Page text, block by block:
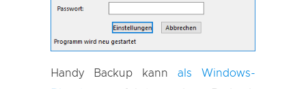
Handy Backup kann als Windows-